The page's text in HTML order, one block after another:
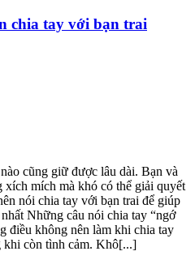
chia tay với bạn trai
cũng giữ được lâu dài. Bạn và
xích mích mà khó có thể giải quyết
nói chia tay với bạn trai để giúp
Những câu nói chia tay “ngớ
điều không nên làm khi chia tay
khi còn tình cảm. Khô[...]